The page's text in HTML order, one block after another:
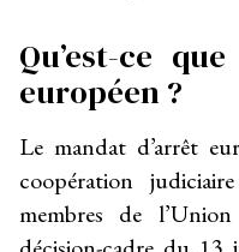
Qu’est-ce
européen ?
Le mandat d’arrêt
coopération
membres de